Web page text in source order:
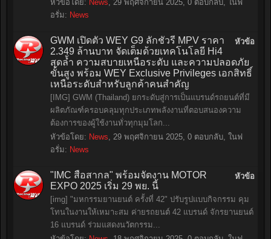
หัวข้อโดย: News, 29 พฤศจิกายน 2025, 0 ตอบกลับ, ในฟ
อรั่ม: News
หัวข้อ
GWM เปิดตัว WEY G9 ลักชัวรี่ MPV ราคา
2.349 ล้านบาท จัดเต็มด้วยเทคโนโลยี Hi4
สุดล้ำ ความสบายเหนือระดับ และความปลอดภัย
ขั้นสูง พร้อม WEY Exclusive Privileges เอกสิทธิ์
เหนือระดับสำหรับลูกค้าคนสำคัญ
[IMG] GWM (Thailand) ยกระดับสู่การเป็นแบรนด์รถยนต์ที่มี
ผลิตภัณฑ์ครอบคลุมทุกประเภทพลังงานที่ตอบสนองความ
ต้องการของผู้ใช้งานทั่วทุกมุมโลก...
หัวข้อโดย: News, 29 พฤศจิกายน 2025, 0 ตอบกลับ, ในฟ
อรั่ม: News
หัวข้อ
"IMC สื่อสากล" พร้อมจัดงาน MOTOR
EXPO 2025 เริ่ม 29 พย. นี้
[img] "มหกรรมยานยนต์ ครั้งที่ 42" ปรับรูปแบบกิจกรรม คุม
โทนในงานให้เหมาะสม ค่ายรถยนต์ 42 แบรนด์ จักรยานยนต์
16 แบรนด์ ร่วมแสดงนวัตกรรม...